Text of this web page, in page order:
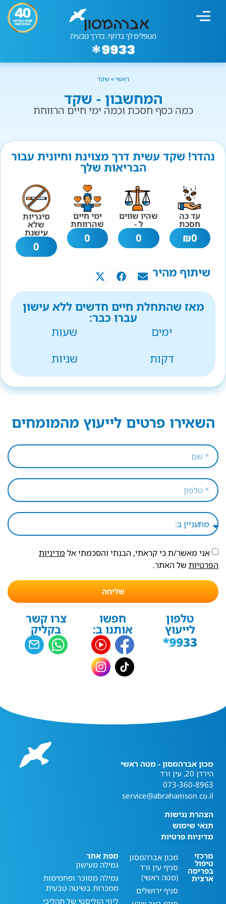
ראשי» שקד
המחשבון - שקד
כמה כסף חסכת וכמה ימי חיים הרווחת
נהדר! שקד עשית דרך מצוינת וחיונית עבור
הבריאות שלך
עד כה
חסכת
0
₪
שהיו שווים
ל -
0
ימי חיים
שהרווחת
0
סיגריות
שלא
עישנת
0
שיתוף מהיר
מאז שהתחלת חיים חדשים ללא עישון
עברו כבר:
ימים
שעות
דקות
שניות
השאירו פרטים לייעוץ מהמומחים
אני מאשר/ת כי קראתי, הבנתי והסכמתי אל מדיניות
הפרטיות של האתר.
שליחה
טלפון
לייעוץ
חפשו
אותנו ב:
צרו קשר
בקליק
מכון אברהמסון - מטה ראשי
הירדן 20, עין ורד
073-360-8963
service@abrahamson.co.il
הצהרת נגישות
תנאי שימוש
מדיניות פרטיות
מרכזי
טיפול
בפריסה
ארצית
מכון אברהמסון
סניף עין ורד
(מטה ראשי)
סניף ירושלים
מפת אתר
גמילה מעישון
גמילה מסוכר ופחמימות
ממכרות בשיטה טבעית
ליווי הוליסטי של תהליכי